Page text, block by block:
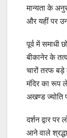
मान्यता के
और यहीं पर
पूर्व में समाधी
बीकानेर के
चारों तरफ बड़े
मंदिर का रूप
अखण्ड ज्योति
दर्शन द्वार
आने वाले